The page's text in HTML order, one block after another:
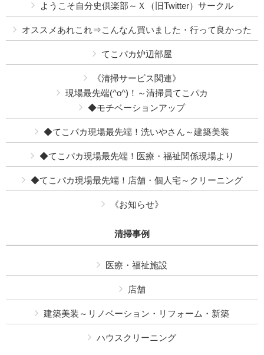
ようこそ自分史倶楽部～Ｘ（旧Twitter）サークル
オススメあれこれ⇒こんなん買いました・行って良かった
てこパカ炉辺部屋
《清掃サービス関連》
現場最先端(^o^)！～清掃員てこパカ
◆モチベーションアップ
◆てこパカ現場最先端！洗いやさん～建築美装
◆てこパカ現場最先端！医療・福祉関係現場より
◆てこパカ現場最先端！店舗・個人宅～クリーニング
《お知らせ》
清掃事例
医療・福祉施設
店舗
建築美装～リノベーション・リフォーム・新築
ハウスクリーニング